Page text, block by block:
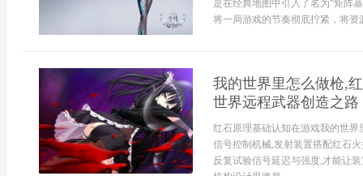
是在经典地图中引入了名为“矩阵
将一局游戏的节奏彻底拧紧，将资
我的世界里怎么做枪,
世界远程武器创造之路
红石原理基础认知在游戏我的世
信号控制机械,发射装置搭配红石
反复试验信号延迟与强度,才能让